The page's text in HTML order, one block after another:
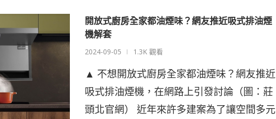
開放式廚房全家都油煙味？網友推近吸式排油煙
機解套
2024-09-05 1.3K 觀看
▲ 不想開放式廚房全家都油煙味？網友推近
吸式排油煙機，在網路上引發討論（圖：莊
頭北官網） 近年來許多建案為了讓空間多元